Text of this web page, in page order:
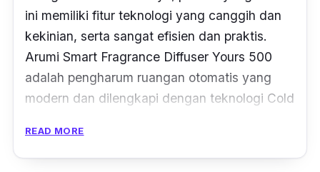
ini memiliki fitur teknologi yang canggih dan
kekinian, serta sangat efisien dan praktis.
Arumi Smart Fragrance Diffuser Yours 500
adalah pengharum ruangan otomatis yang
modern dan dilengkapi dengan teknologi Cold
dapat mengubah essential oil menjadi nano
partikel tanpa menggunakan panas dan tidak
READ MORE